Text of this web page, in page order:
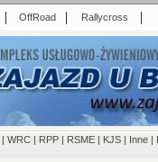
| OffRoad | Rallycross |
| WRC | RPP | RSME | KJS | Inne |